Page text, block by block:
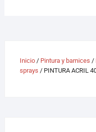
Inicio/ Pintura y barnices /
sprays / PINTURA ACRIL